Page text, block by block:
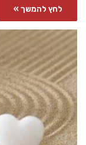
לחץ להמשך »